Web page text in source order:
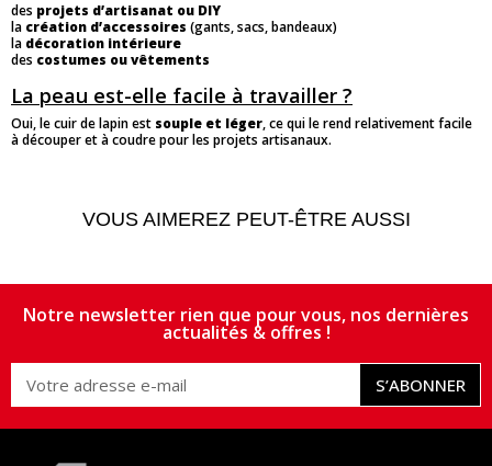
des projets d’artisanat ou DIY
la création d’accessoires (gants, sacs, bandeaux)
la décoration intérieure
des costumes ou vêtements
La peau est-elle facile à travailler ?
Oui, le cuir de lapin est souple et léger, ce qui le rend relativement facile
à découper et à coudre pour les projets artisanaux.
VOUS AIMEREZ PEUT-ÊTRE AUSSI
Notre newsletter rien que pour vous, nos dernières
actualités & offres !
S’ABONNER